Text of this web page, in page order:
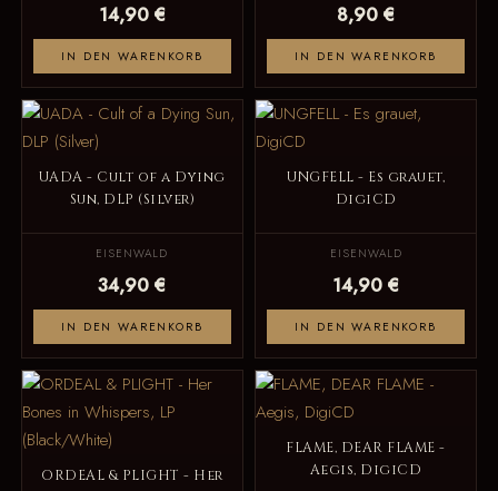
14,90 €
IN DEN WARENKORB
8,90 €
IN DEN WARENKORB
UADA - Cult of a Dying
Sun, DLP (Silver)
EISENWALD
34,90 €
IN DEN WARENKORB
UNGFELL - Es grauet,
DigiCD
EISENWALD
14,90 €
IN DEN WARENKORB
ORDEAL & PLIGHT - Her
FLAME, DEAR FLAME -
Aegis, DigiCD